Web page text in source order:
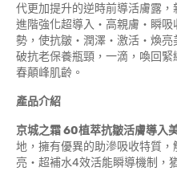
代更加提升的逆時前導活膚露，
進階強化超導入‧高親膚‧瞬
勢，使抗皺‧潤澤‧激活‧煥亮
破抗老保養瓶頸，一滴，喚回
春顛峰肌齡。
產品介紹
京城之霜60植萃抗皺活膚導入
地，擁有優異的助滲吸收特質
亮‧超補水4效活能瞬導機制，